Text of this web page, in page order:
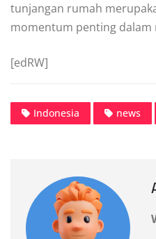
tunjangan rumah
momentum penting dalam
[edRW]
Indonesia news